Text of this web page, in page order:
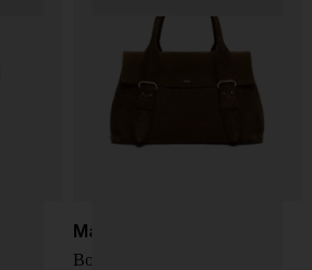
Max Mara
Borsa in pelle scamosciata